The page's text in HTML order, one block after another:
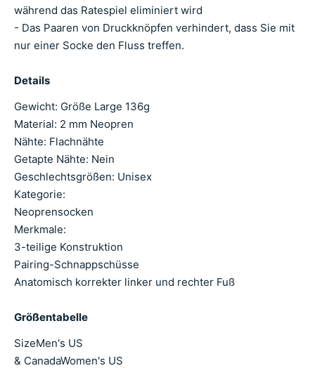
während das Ratespiel eliminiert wird
- Das Paaren von Druckknöpfen verhindert, dass Sie mit
nur einer Socke den Fluss treffen.
Details
Gewicht: Größe Large 136g
Material: 2 mm Neopren
Nähte: Flachnähte
Getapte Nähte: Nein
Geschlechtsgrößen: Unisex
Kategorie:
Neoprensocken
Merkmale:
3-teilige Konstruktion
Pairing-Schnappschüsse
Anatomisch korrekter linker und rechter Fuß
Größentabelle
SizeMen's US
& CanadaWomen's US